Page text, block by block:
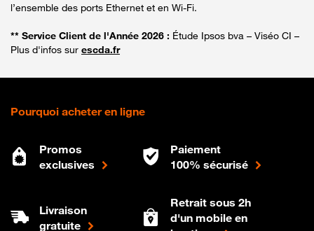
l’ensemble des ports Ethernet et en Wi-Fi.
** Service Client de l'Année 2026 : Étude Ipsos bva – Viséo CI –
Plus d'infos sur escda.fr
Pourquoi acheter en ligne
Promos
exclusives
Paiement
100% sécurisé
Livraison
gratuite
Retrait sous 2h
d'un mobile en